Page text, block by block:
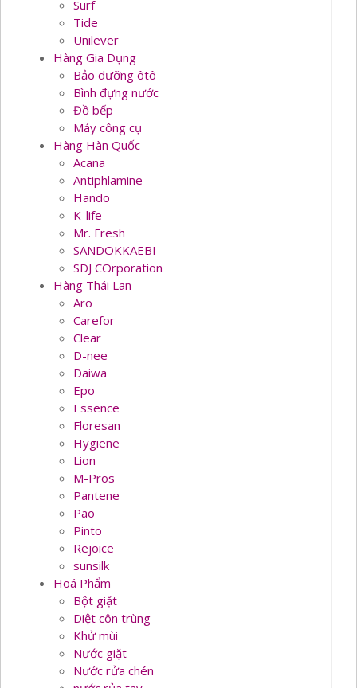
Surf
Tide
Unilever
Hàng Gia Dụng
Bảo dưỡng ôtô
Bình đựng nước
Đồ bếp
Máy công cụ
Hàng Hàn Quốc
Acana
Antiphlamine
Hando
K-life
Mr. Fresh
SANDOKKAEBI
SDJ COrporation
Hàng Thái Lan
Aro
Carefor
Clear
D-nee
Daiwa
Epo
Essence
Floresan
Hygiene
Lion
M-Pros
Pantene
Pao
Pinto
Rejoice
sunsilk
Hoá Phẩm
Bột giặt
Diệt côn trùng
Khử mùi
Nước giặt
Nước rửa chén